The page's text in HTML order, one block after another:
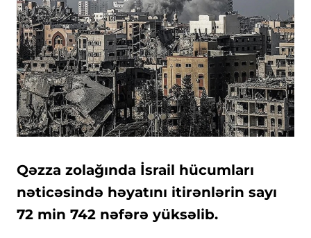
Qəzza zolağında İsrail hücumları
nəticəsində həyatını itirənlərin sayı
72 min 742 nəfərə yüksəlib.